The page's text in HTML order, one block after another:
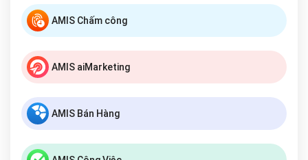
AMIS Chấm công
AMIS aiMarketing
AMIS Bán Hàng